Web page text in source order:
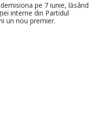
pe 7 iunie, lăsând
interne din Partidul
un nou premier.